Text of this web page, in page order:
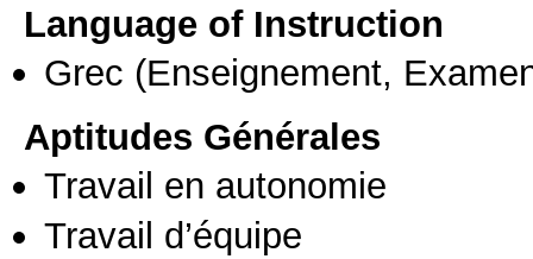
Language of Instruction
Grec (Enseignement,
Aptitudes Générales
Travail en autonomie
Travail d’équipe